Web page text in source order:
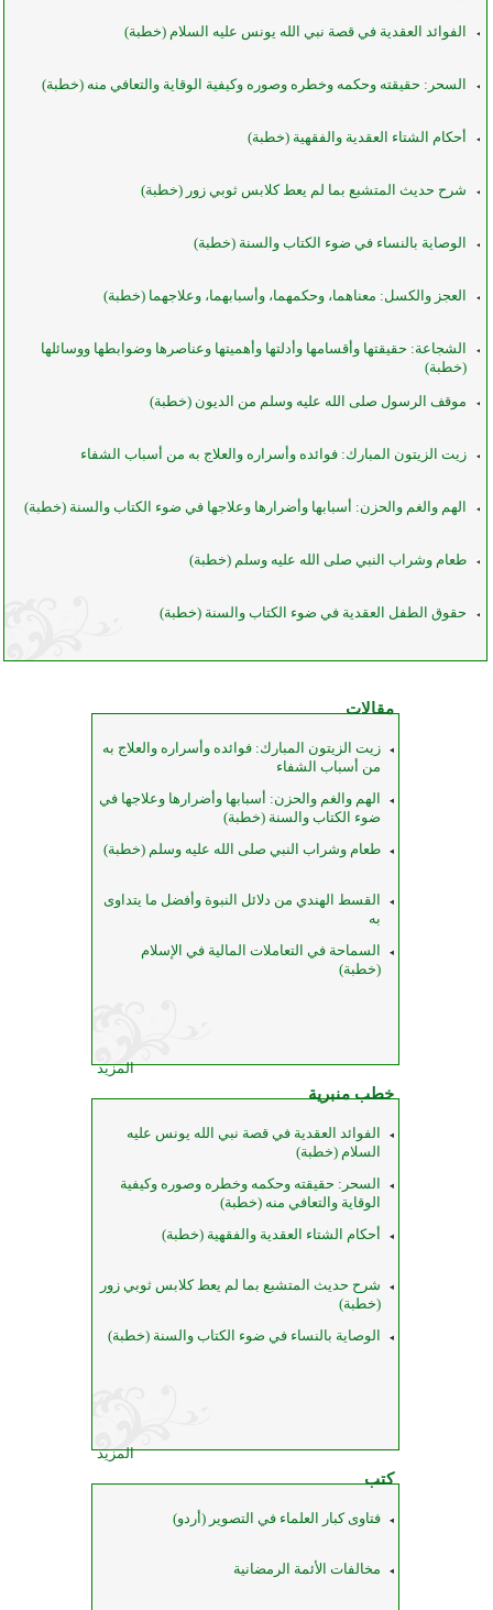
الفوائد العقدية في قصة نبي الله يونس عليه السلام (خطبة)
السحر: حقيقته وحكمه وخطره وصوره وكيفية الوقاية والتعافي منه (خطبة)
أحكام الشتاء العقدية والفقهية (خطبة)
شرح حديث المتشبع بما لم يعط كلابس ثوبي زور (خطبة)
الوصاية بالنساء في ضوء الكتاب والسنة (خطبة)
العجز والكسل: معناهما، وحكمهما، وأسبابهما، وعلاجهما (خطبة)
الشجاعة: حقيقتها وأقسامها وأدلتها وأهميتها وعناصرها وضوابطها ووسائلها
(خطبة)
موقف الرسول صلى الله عليه وسلم من الديون (خطبة)
زيت الزيتون المبارك: فوائده وأسراره والعلاج به من أسباب الشفاء
الهم والغم والحزن: أسبابها وأضرارها وعلاجها في ضوء الكتاب والسنة (خطبة)
طعام وشراب النبي صلى الله عليه وسلم (خطبة)
حقوق الطفل العقدية في ضوء الكتاب والسنة (خطبة)
مقالات
زيت الزيتون المبارك: فوائده وأسراره والعلاج به
من أسباب الشفاء
الهم والغم والحزن: أسبابها وأضرارها وعلاجها في
ضوء الكتاب والسنة (خطبة)
طعام وشراب النبي صلى الله عليه وسلم (خطبة)
القسط الهندي من دلائل النبوة وأفضل ما يتداوى
به
السماحة في التعاملات المالية في الإسلام
(خطبة)
المزيد
خطب منبرية
الفوائد العقدية في قصة نبي الله يونس عليه
السلام (خطبة)
السحر: حقيقته وحكمه وخطره وصوره وكيفية
الوقاية والتعافي منه (خطبة)
أحكام الشتاء العقدية والفقهية (خطبة)
شرح حديث المتشبع بما لم يعط كلابس ثوبي زور
(خطبة)
الوصاية بالنساء في ضوء الكتاب والسنة (خطبة)
المزيد
كتب
فتاوى كبار العلماء في التصوير (أردو)
مخالفات الأئمة الرمضانية